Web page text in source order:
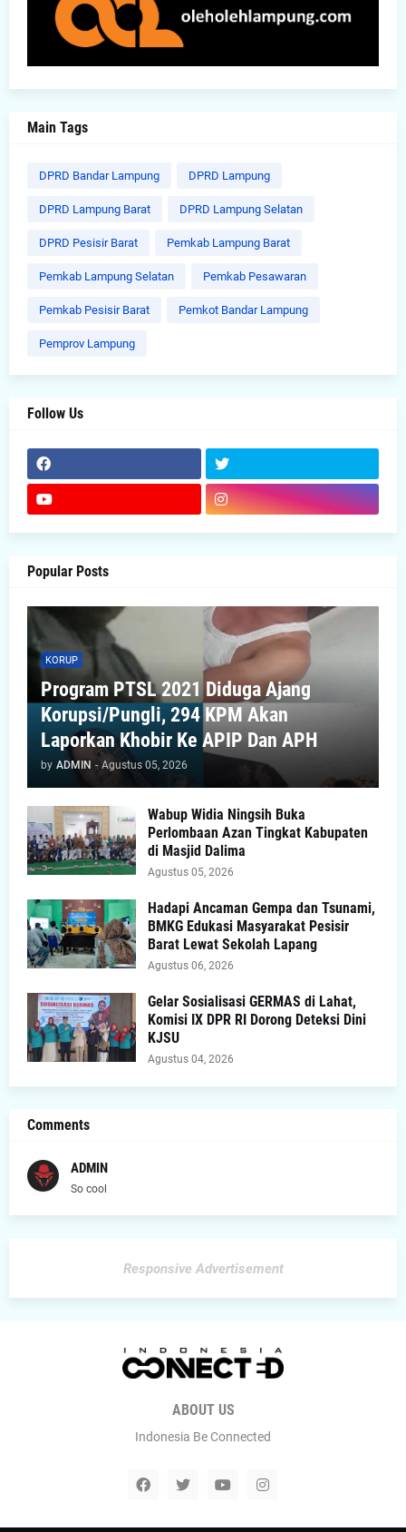
Main Tags
DPRD Bandar Lampung DPRD Lampung
DPRD Lampung Barat DPRD Lampung Selatan
DPRD Pesisir Barat Pemkab Lampung Barat
Pemkab Lampung Selatan Pemkab Pesawaran
Pemkab Pesisir Barat Pemkot Bandar Lampung
Pemprov Lampung
Follow Us
Popular Posts
KORUP
Program PTSL 2021 Diduga Ajang
Korupsi/Pungli, 294 KPM Akan
Laporkan Khobir Ke APIP Dan APH
by ADMIN - Agustus 05, 2026
Wabup Widia Ningsih Buka
Perlombaan Azan Tingkat Kabupaten
di Masjid Dalima
Agustus 05, 2026
Hadapi Ancaman Gempa dan Tsunami,
BMKG Edukasi Masyarakat Pesisir
Barat Lewat Sekolah Lapang
Agustus 06, 2026
Gelar Sosialisasi GERMAS di Lahat,
Komisi IX DPR RI Dorong Deteksi Dini
KJSU
Agustus 04, 2026
Comments
ADMIN
So cool
Responsive Advertisement
ABOUT US
Indonesia Be Connected